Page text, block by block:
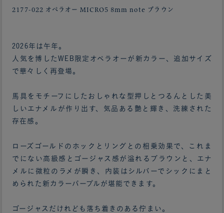
2177-022 オペラオー MICRO5 8mm note ブラウン
2026年は午年。
人気を博したWEB限定オペラオーが新カラー、追加サイズ
で華々しく再登場。
馬具をモチーフにしたおしゃれな型押しとつるんとした美
しいエナメルが作り出す、気品ある艶と輝き、洗練された
存在感。
ローズゴールドのホックとリングとの相乗効果で、これま
でにない高級感とゴージャス感が溢れるブラウンと、エナ
メルに微粒のラメが瞬き、内装はシルバーでシックにまと
められた新カラーパープルが堪能できます。
ゴージャスだけれども落ち着きのある佇まい。